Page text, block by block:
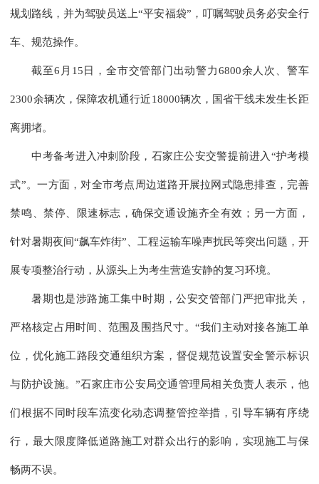
规划路线，并为驾驶员送上“平安福袋”，叮嘱驾驶员务必安全行
车、规范操作。
截至6月15日，全市交管部门出动警力6800余人次、警车
2300余辆次，保障农机通行近18000辆次，国省干线未发生长距
离拥堵。
中考备考进入冲刺阶段，石家庄公安交警提前进入“护考模
式”。一方面，对全市考点周边道路开展拉网式隐患排查，完善
禁鸣、禁停、限速标志，确保交通设施齐全有效；另一方面，
针对暑期夜间“飙车炸街”、工程运输车噪声扰民等突出问题，开
展专项整治行动，从源头上为考生营造安静的复习环境。
暑期也是涉路施工集中时期，公安交管部门严把审批关，
严格核定占用时间、范围及围挡尺寸。“我们主动对接各施工单
位，优化施工路段交通组织方案，督促规范设置安全警示标识
与防护设施。”石家庄市公安局交通管理局相关负责人表示，他
们根据不同时段车流变化动态调整管控举措，引导车辆有序绕
行，最大限度降低道路施工对群众出行的影响，实现施工与保
畅两不误。